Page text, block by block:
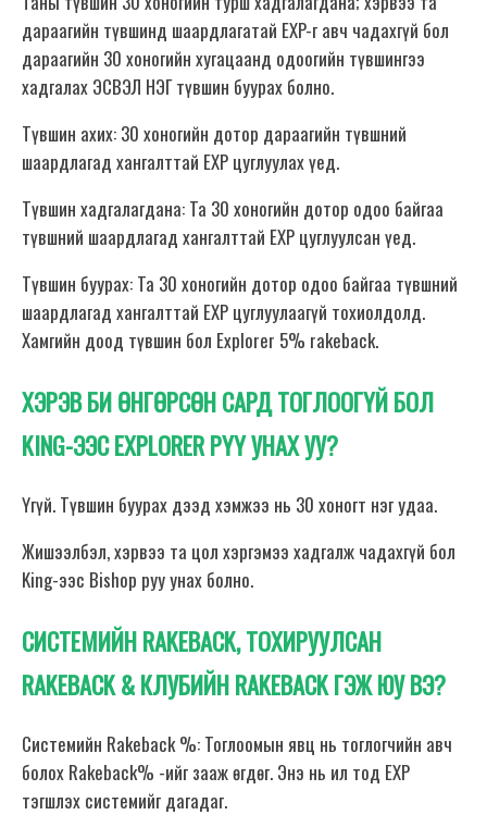
дараагийн түвшинд шаардлагатай EXP-г авч чадахгүй бол
дараагийн 30 хоногийн хугацаанд одоогийн түвшингээ
хадгалах ЭСВЭЛ НЭГ түвшин буурах болно.
Түвшин ахих: 30 хоногийн дотор дараагийн түвшний
шаардлагад хангалттай EXP цуглуулах үед.
Түвшин хадгалагдана: Та 30 хоногийн дотор одоо байгаа
түвшний шаардлагад хангалттай EXP цуглуулсан үед.
Түвшин буурах: Та 30 хоногийн дотор одоо байгаа түвшний
шаардлагад хангалттай EXP цуглуулаагүй тохиолдолд.
Хамгийн доод түвшин бол Explorer 5% rakeback.
ХЭРЭВ БИ ӨНГӨРСӨН САРД ТОГЛООГҮЙ БОЛ
KING-ЭЭС EXPLORER РҮҮ УНАХ УУ?
Үгүй. Түвшин буурах дээд хэмжээ нь 30 хоногт нэг удаа.
Жишээлбэл, хэрвээ та цол хэргэмээ хадгалж чадахгүй бол
King-ээс Bishop руу унах болно.
СИСТЕМИЙН RAKEBACK, ТОХИРУУЛСАН
RAKEBACK & КЛУБИЙН RAKEBACK ГЭЖ ЮУ ВЭ?
Системийн Rakeback %: Тоглоомын явц нь тоглогчийн авч
болох Rakeback% -ийг зааж өгдөг. Энэ нь ил тод EXP
тэгшлэх системийг дагадаг.